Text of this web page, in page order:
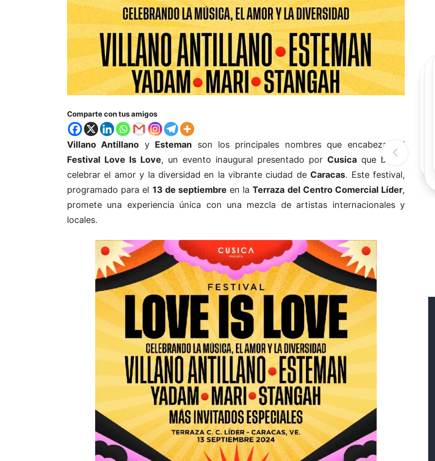
Comparte con tus amigos
Villano Antillano y Esteman son los principales nombres que encabezan el
Festival Love Is Love, un evento inaugural presentado por Cusica que busca
celebrar el amor y la diversidad en la vibrante ciudad de Caracas. Este festival,
programado para el 13 de septiembre en laTerraza del Centro Comercial Líder,
promete una experiencia única con una mezcla de artistas internacionales y
locales.